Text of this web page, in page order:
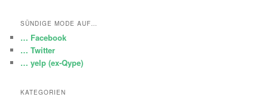
SÜNDIGE MODE AUF…
… Facebook
… Twitter
… yelp (ex-Qype)
KATEGORIEN